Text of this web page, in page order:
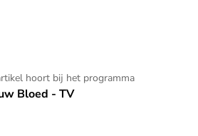
hoort bij het programma
Bloed - TV